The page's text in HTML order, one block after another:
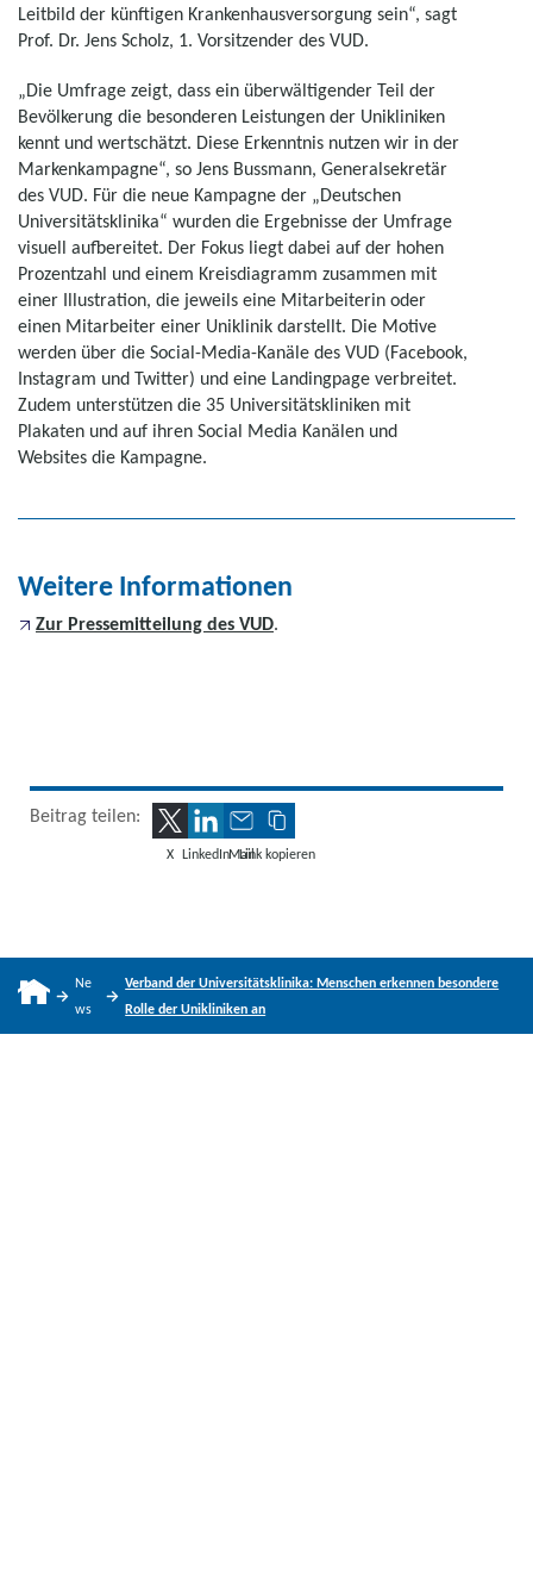
Leitbild der künftigen Krankenhausversorgung sein“, sagt
Prof. Dr. Jens Scholz, 1. Vorsitzender des VUD.
„Die Umfrage zeigt, dass ein überwältigender Teil der
Bevölkerung die besonderen Leistungen der Unikliniken
kennt und wertschätzt. Diese Erkenntnis nutzen wir in der
Markenkampagne“, so Jens Bussmann, Generalsekretär
des VUD. Für die neue Kampagne der „Deutschen
Universitätsklinika“ wurden die Ergebnisse der Umfrage
visuell aufbereitet. Der Fokus liegt dabei auf der hohen
Prozentzahl und einem Kreisdiagramm zusammen mit
einer Illustration, die jeweils eine Mitarbeiterin oder
einen Mitarbeiter einer Uniklinik darstellt. Die Motive
werden über die Social-Media-Kanäle des VUD (Facebook,
Instagram und Twitter) und eine Landingpage verbreitet.
Zudem unterstützen die 35 Universitätskliniken mit
Plakaten und auf ihren Social Media Kanälen und
Websites die Kampagne.
Weitere Informationen
Zur Pressemitteilung des VUD.
Beitrag teilen:
X LinkedInMailLink kopieren
Ne
ws
Verband der Universitätsklinika: Menschen erkennen besondere
Rolle der Unikliniken an